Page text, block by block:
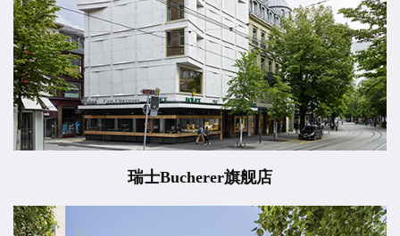
瑞士Bucherer旗舰店